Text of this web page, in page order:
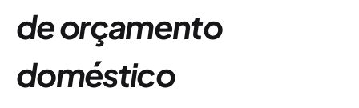
de orçamento
doméstico